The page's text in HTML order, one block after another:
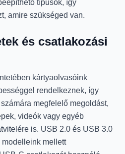
típusok, így
amire szükséged van.
és csatlakozási
kártyaolvasóink
rendelkeznek, így
megfelelő megoldást,
videók vagy egyéb
is. USB 2.0 és USB 3.0
mellett